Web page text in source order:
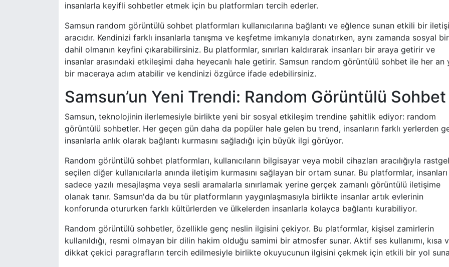
insanlarla keyifli sohbetler etmek için bu platformları tercih ederler.
Samsun random görüntülü sohbet platformları kullanıcılarına bağlantı ve eğlence sunan etkili bir
aracıdır. Kendinizi farklı insanlarla tanışma ve keşfetme imkanıyla donatırken, aynı zamanda sosyal
dahil olmanın keyfini çıkarabilirsiniz. Bu platformlar, sınırları kaldırarak insanları bir araya getirir ve
insanlar arasındaki etkileşimi daha heyecanlı hale getirir. Samsun random görüntülü sohbet ile her an
bir maceraya adım atabilir ve kendinizi özgürce ifade edebilirsiniz.
Samsun’un Yeni Trendi: Random Görüntülü Sohbet
Samsun, teknolojinin ilerlemesiyle birlikte yeni bir sosyal etkileşim trendine şahitlik ediyor: random
görüntülü sohbetler. Her geçen gün daha da popüler hale gelen bu trend, insanların farklı yerlerden
insanlarla anlık olarak bağlantı kurmasını sağladığı için büyük ilgi görüyor.
Random görüntülü sohbet platformları, kullanıcıların bilgisayar veya mobil cihazları aracılığıyla
seçilen diğer kullanıcılarla anında iletişim kurmasını sağlayan bir ortam sunar. Bu platformlar, insanları
sadece yazılı mesajlaşma veya sesli aramalarla sınırlamak yerine gerçek zamanlı görüntülü iletişime
olanak tanır. Samsun'da da bu tür platformların yaygınlaşmasıyla birlikte insanlar artık evlerinin
konforunda otururken farklı kültürlerden ve ülkelerden insanlarla kolayca bağlantı kurabiliyor.
Random görüntülü sohbetler, özellikle genç neslin ilgisini çekiyor. Bu platformlar, kişisel zamirlerin
kullanıldığı, resmi olmayan bir dilin hakim olduğu samimi bir atmosfer sunar. Aktif ses kullanımı, kısa
dikkat çekici paragrafların tercih edilmesiyle birlikte okuyucunun ilgisini çekmek için etkili bir yol